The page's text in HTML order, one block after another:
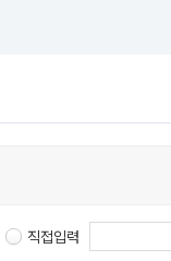
직접입력